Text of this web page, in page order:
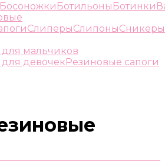
Босоножки Ботильоны Ботинки
СлиперыСлипоныСникеры
мальчиков
девочекРезиновые сапоги